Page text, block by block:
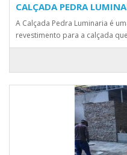
CALÇADA PEDRA
A Calçada Pedra Luminaria é
revestimento para a calçada